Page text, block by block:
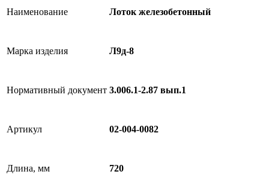
Наименование Лоток железобетонный
Марка изделия Л9д-8
Нормативный документ 3.006.1-2.87 вып.1
Артикул 02-004-0082
Длина, мм 720